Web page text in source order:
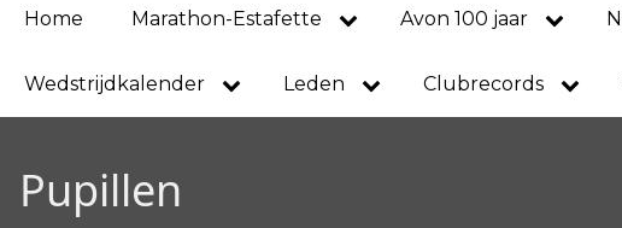
Main
navigation
Home Marathon-Estafette Avon 100 jaar
Wedstrijdkalender Leden Clubrecords
Pupillen